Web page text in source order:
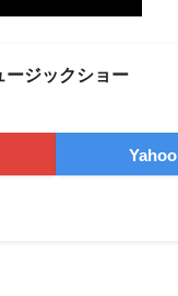
ジックショー
Yahoo